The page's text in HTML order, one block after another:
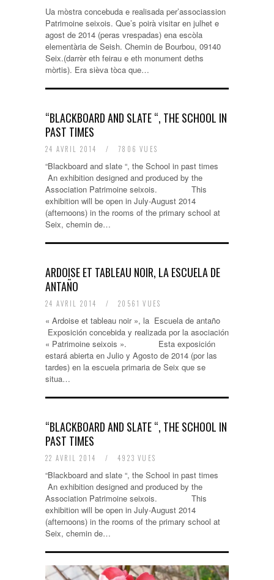
Ua mòstra concebuda e realisada per’associassion
Patrimoine seixois. Que’s poirà visitar en julhet e
agost de 2014 (peras vrespadas) ena escòla
elementària de Seish. Chemin de Bourbou, 09140
Seix.(darrèr eth feirau e eth monument deths
mòrtis). Era sièva tòca que…
“BLACKBOARD AND SLATE “, THE SCHOOL IN
PAST TIMES
24 AVRIL 2014 / 7806 VUES
“Blackboard and slate “, the School in past times
An exhibition designed and produced by the
Association Patrimoine seixois. This
exhibition will be open in July-August 2014
(afternoons) in the rooms of the primary school at
Seix, chemin de…
ARDOISE ET TABLEAU NOIR, LA ESCUELA DE
ANTAÑO
24 AVRIL 2014 / 20561 VUES
« Ardoise et tableau noir », la Escuela de antaño
Exposición concebida y realizada por la asociación
« Patrimoine seixois ». Esta exposición
estará abierta en Julio y Agosto de 2014 (por las
tardes) en la escuela primaria de Seix que se
situa…
“BLACKBOARD AND SLATE “, THE SCHOOL IN
PAST TIMES
22 AVRIL 2014 / 4923 VUES
“Blackboard and slate “, the School in past times
An exhibition designed and produced by the
Association Patrimoine seixois. This
exhibition will be open in July-August 2014
(afternoons) in the rooms of the primary school at
Seix, chemin de…